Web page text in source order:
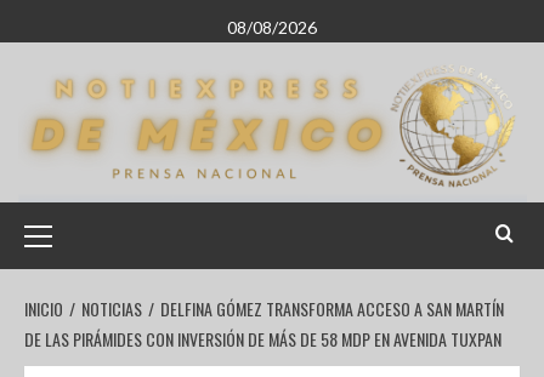
08/08/2026
INICIO NOTICIAS
DELFINA GÓMEZ TRANSFORMA ACCESO A SAN MARTÍN
DE LAS PIRÁMIDES CON INVERSIÓN DE MÁS DE 58 MDP EN AVENIDA TUXPAN